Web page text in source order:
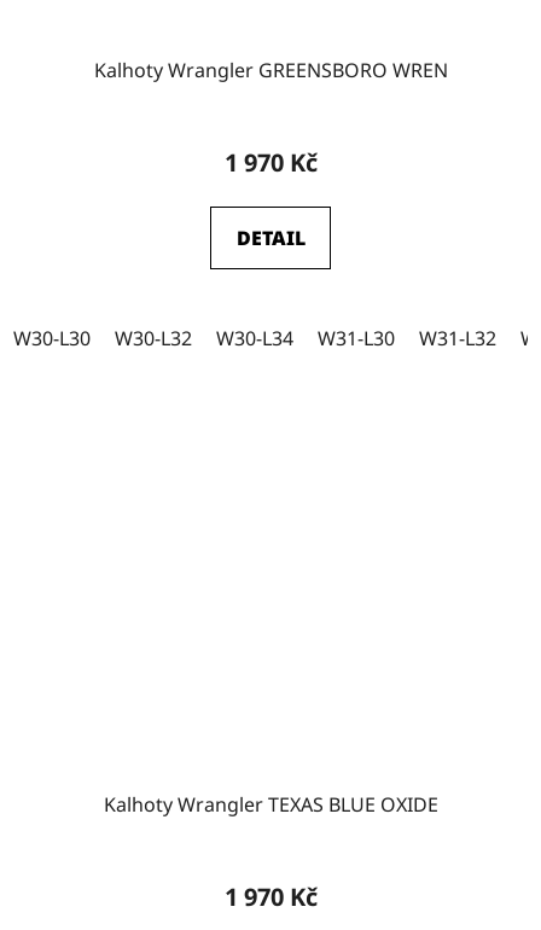
Kalhoty Wrangler GREENSBORO WREN
1 970 Kč
DETAIL
W30-L30 W30-L32 W30-L34 W31-L30 W31-L32
Kalhoty Wrangler TEXAS BLUE OXIDE
1 970 Kč